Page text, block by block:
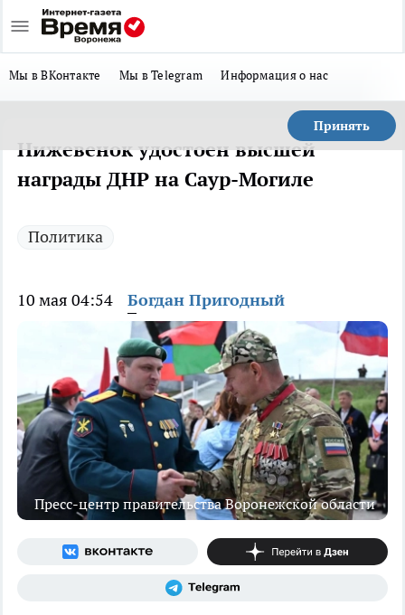
Мы в ВКонтакте Мы в Telegram Информация о нас
Принять
Нижевенок удостоен высшей
награды ДНР на Саур-Могиле
Политика
10 мая 04:54 Богдан Пригодный
Пресс-центр правительства Воронежской области